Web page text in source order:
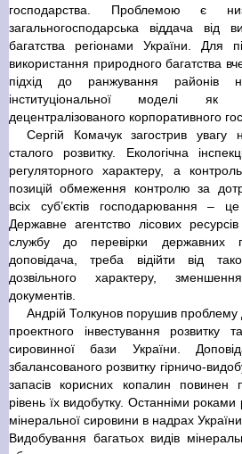
господарства. Проблемою є
загальногосподарська віддача від
багатства регіонами України. Для
використання природного багатства
підхід до ранжування районів
інституціональної моделі як
децентралізованого корпоративного
Сергій Комачук загострив увагу
сталого розвитку. Екологічна
регуляторного характеру, а
позицій обмеження контролю за
всіх суб’єктів господарювання –
Державне агентство лісових
службу до перевірки державних
доповідача, треба відійти від
дозвільного характеру,
документів.
Андрій Толкунов порушив
проектного інвестування розвитку
сировинної бази України.
збалансованого розвитку гірничо-
запасів корисних копалин
рівень їх видобутку. Останніми роками
мінеральної сировини в надрах
Видобування багатьох видів